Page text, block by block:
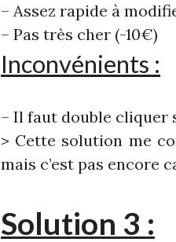
– Assez rapide à
– Pas très cher (-10€)
Inconvénients :
– Il faut double cliquer
> Cette solution me
mais c’est pas encore
Solution 3 :